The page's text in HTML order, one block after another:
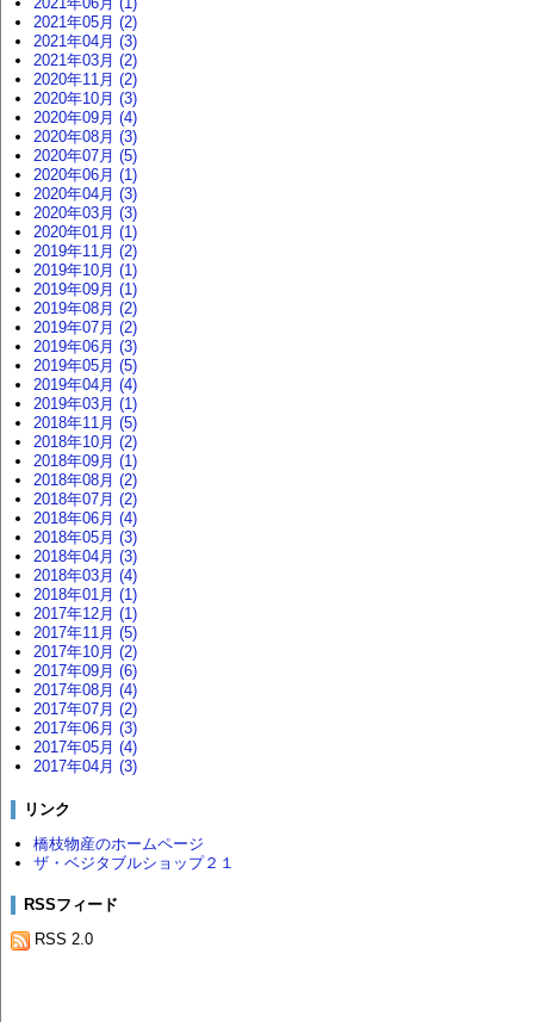
2021年05月 (2)
2021年04月 (3)
2021年03月 (2)
2020年11月 (2)
2020年10月 (3)
2020年09月 (4)
2020年08月 (3)
2020年07月 (5)
2020年06月 (1)
2020年04月 (3)
2020年03月 (3)
2020年01月 (1)
2019年11月 (2)
2019年10月 (1)
2019年09月 (1)
2019年08月 (2)
2019年07月 (2)
2019年06月 (3)
2019年05月 (5)
2019年04月 (4)
2019年03月 (1)
2018年11月 (5)
2018年10月 (2)
2018年09月 (1)
2018年08月 (2)
2018年07月 (2)
2018年06月 (4)
2018年05月 (3)
2018年04月 (3)
2018年03月 (4)
2018年01月 (1)
2017年12月 (1)
2017年11月 (5)
2017年10月 (2)
2017年09月 (6)
2017年08月 (4)
2017年07月 (2)
2017年06月 (3)
2017年05月 (4)
2017年04月 (3)
リンク
橋枝物産のホームページ
ザ・ベジタブルショップ２１
RSSフィード
RSS 2.0